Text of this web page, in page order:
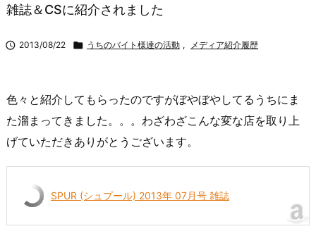
雑誌＆CSに紹介されました
 2013/08/22  うちのバイト様達の活動 , メディア紹介履歴
色々と紹介してもらったのですがぼやぼやしてるうちにま
た溜まってきました。。。わざわざこんな変な店を取り上
げていただきありがとうございます。
SPUR (シュプール) 2013年 07月号 雑誌